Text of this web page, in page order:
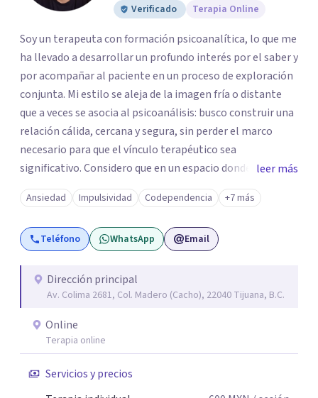
Verificado Terapia Online
Soy un terapeuta con formación psicoanalítica, lo que me
ha llevado a desarrollar un profundo interés por el saber y
por acompañar al paciente en un proceso de exploración
conjunta. Mi estilo se aleja de la imagen fría o distante
que a veces se asocia al psicoanálisis: busco construir una
relación cálida, cercana y segura, sin perder el marco
necesario para que el vínculo terapéutico sea
significativo. Considero que en un espacio donde uno
puede sentirse acompañado y escuchado, es posible
mirar con honestidad cómo nos vinculamos afuera, qué se
repite, qué duele, y qué puede transformarse. En mi
consultorio hay lugar para todo: risas, tristezas, enojos y
escuchada. Si pudiste conectar con algo de esto,
mándame un mensaje y comencemos juntos a trabajar en
leer más
Ansiedad Impulsividad Codependencia +7 más
Teléfono WhatsApp Email
Dirección principal
Av. Colima 2681, Col. Madero (Cacho), 22040 Tijuana, B.C.
Online
Terapia online
Servicios y precios